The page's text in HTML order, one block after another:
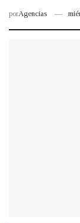
porAgencias